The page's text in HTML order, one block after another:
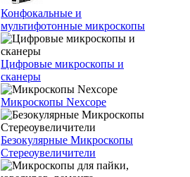
Конфокальные и
мультифотонные микроскопы
Цифровые микроскопы и
сканеры
Микроскопы Nexcope
Безокулярные Микроскопы
Стереоувеличители